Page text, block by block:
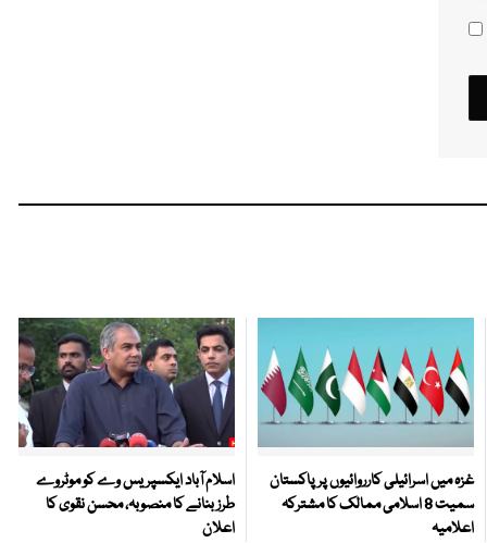
غزہ میں اسرائیلی کارروائیوں پر پاکستان
سمیت 8 اسلامی ممالک کا مشترکہ
اعلامیہ
اسلام آباد ایکسپریس وے کو موٹروے
طرز بنانے کا منصوبہ، محسن نقوی کا
اعلان